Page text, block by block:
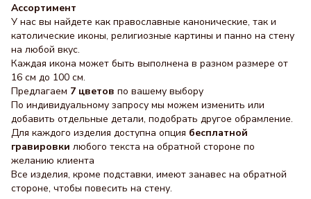
Ассортимент
У нас вы найдете как православные канонические, так и
католические иконы, религиозные картины и панно на стену
на любой вкус.
Каждая икона может быть выполнена в разном размере от
16 см до 100 см.
Предлагаем 7 цветов по вашему выбору
По индивидуальному запросу мы можем изменить или
добавить отдельные детали, подобрать другое обрамление.
Для каждого изделия доступна опция бесплатной
гравировки любого текста на обратной стороне по
желанию клиента
Все изделия, кроме подставки, имеют занавес на обратной
стороне, чтобы повесить на стену.